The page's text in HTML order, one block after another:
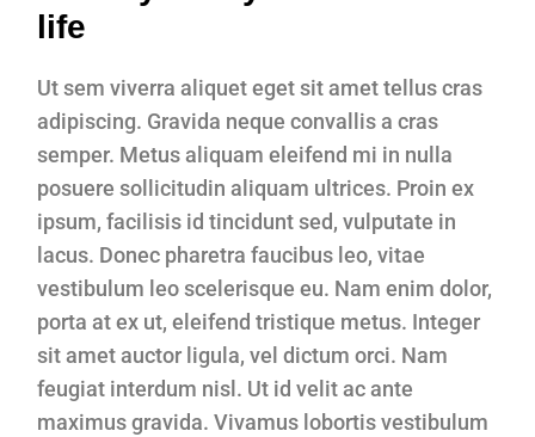
life
Ut sem viverra aliquet eget sit amet tellus cras
adipiscing. Gravida neque convallis a cras
semper. Metus aliquam eleifend mi in nulla
posuere sollicitudin aliquam ultrices. Proin ex
ipsum, facilisis id tincidunt sed, vulputate in
lacus. Donec pharetra faucibus leo, vitae
vestibulum leo scelerisque eu. Nam enim dolor,
porta at ex ut, eleifend tristique metus. Integer
sit amet auctor ligula, vel dictum orci. Nam
feugiat interdum nisl. Ut id velit ac ante
maximus gravida. Vivamus lobortis vestibulum